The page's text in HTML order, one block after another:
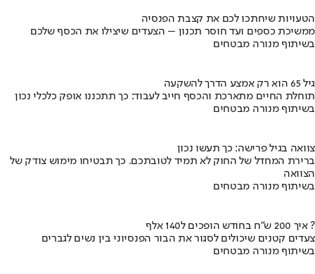
הטעויות שיחתכו לכם את קצבת הפנסיה
ממשיכת כספים ועד חוסר תכנון – הצעדים שיצילו את הכסף שלכם
בשיתוף מנורה מבטחים
גיל 65 הוא רק אמצע הדרך להשקעה
תוחלת החיים מתארכת והכסף חייב לעבוד: כך תתכננו אופק כלכלי נכון
בשיתוף מנורה מבטחים
צוואה בגיל פרישה: כך תעשו נכון
ברירת המחדל של החוק לא תמיד לטובתכם. כך תבטיחו מימוש צודק של
הצוואה
בשיתוף מנורה מבטחים
איך 200 ש"ח בחודש הופכים ל140 אלף ?
צעדים קטנים שיכולים לסגור את הבור הפנסיוני בין נשים לגברים
בשיתוף מנורה מבטחים